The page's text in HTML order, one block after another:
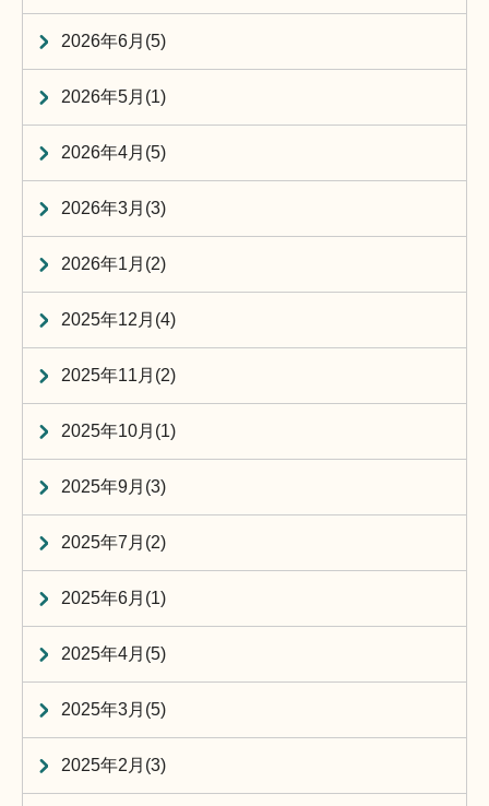
2026年6月(5)
2026年5月(1)
2026年4月(5)
2026年3月(3)
2026年1月(2)
2025年12月(4)
2025年11月(2)
2025年10月(1)
2025年9月(3)
2025年7月(2)
2025年6月(1)
2025年4月(5)
2025年3月(5)
2025年2月(3)